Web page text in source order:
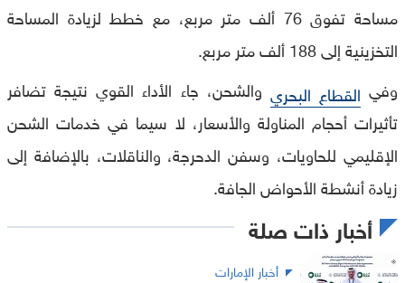
مساحة تفوق 76 ألف متر مربع، مع خطط لزيادة المساحة
التخزينية إلى 188 ألف متر مربع.
وفي القطاع البحري والشحن، جاء الأداء القوي نتيجة تضافر
تأثيرات أحجام المناولة والأسعار، لا سيما في خدمات الشحن
الإقليمي للحاويات، وسفن الدحرجة، والناقلات، بالإضافة إلى
زيادة أنشطة الأحواض الجافة.
أخبار ذات صلة
أخبار الإمارات